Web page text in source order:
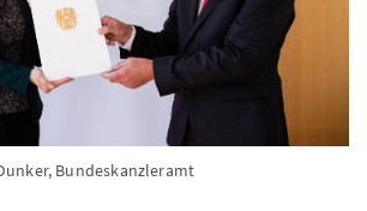
Bundeskanzleramt